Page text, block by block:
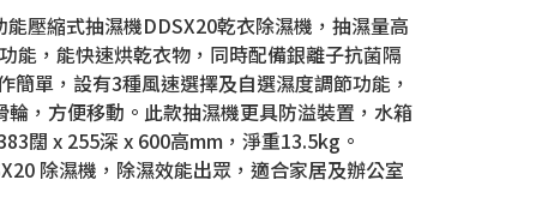
壓縮式抽濕機DDSX20乾衣除濕機，抽濕量高
能，能快速烘乾衣物，同時配備銀離子抗菌隔
單，設有3種風速選擇及自選濕度調節功能，
，方便移動。此款抽濕機更具防溢裝置，水箱
闊 x 255深 x 600高mm，淨重13.5kg。
除濕機，除濕效能出眾，適合家居及辦公室